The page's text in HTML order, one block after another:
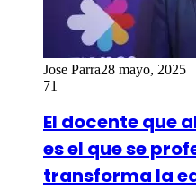
Jose Parra28 mayo, 2025
71
El docente que
es el que se
transforma la